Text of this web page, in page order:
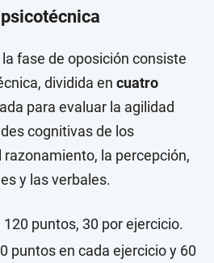
fase de oposición consiste
dividida en cuatro
para evaluar la agilidad
cognitivas de los
la percepción,
y las verbales.
puntos, 30 por ejercicio.
puntos en cada ejercicio y 60